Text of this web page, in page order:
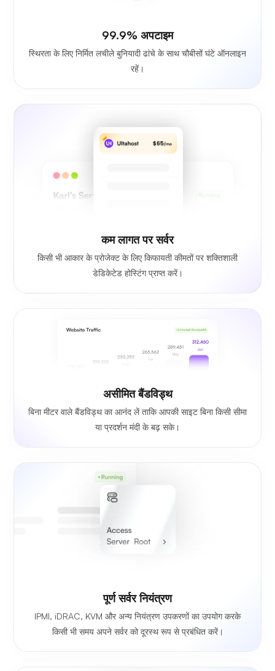
99.9% अपटाइम
स्थिरता के लिए निर्मित लचीले बुनियादी ढांचे के साथ चौबीसों घंटे ऑनलाइन
रहें।
कम लागत पर सर्वर
किसी भी आकार के प्रोजेक्ट के लिए किफायती कीमतों पर शक्तिशाली
डेडिकेटेड होस्टिंग प्राप्त करें।
असीमित बैंडविड्थ
बिना मीटर वाले बैंडविड्थ का आनंद लें ताकि आपकी साइट बिना किसी सीमा
या प्रदर्शन मंदी के बढ़ सके।
पूर्ण सर्वर नियंत्रण
IPMI, iDRAC, KVM और अन्य नियंत्रण उपकरणों का उपयोग करके
किसी भी समय अपने सर्वर को दूरस्थ रूप से प्रबंधित करें।